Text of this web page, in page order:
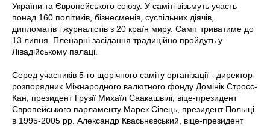
України та Європейського союзу. У саміті візьмуть участь
понад 160 політиків, бізнесменів, суспільних діячів,
дипломатів і журналістів з 20 країн миру. Саміт триватиме до
13 липня. Пленарні засідання традиційно пройдуть у
Лівадійському палаці.
Серед учасників 5-го щорічного саміту організації - директор-
розпорядник Міжнародного валютного фонду Домінік Стросс-
Кан, президент Грузії Михаїл Саакашвілі, віце-президент
Європейського парламенту Марек Сівець, президент Польщі
в 1995-2005 рр. Александр Квасьнєвський, віце-президент